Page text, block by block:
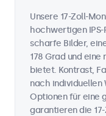
Unsere 17-Zoll-
hochwertigen
scharfe Bilder,
178 Grad und
bietet. Kontrast,
nach individuellen
Optionen für eine
garantieren die